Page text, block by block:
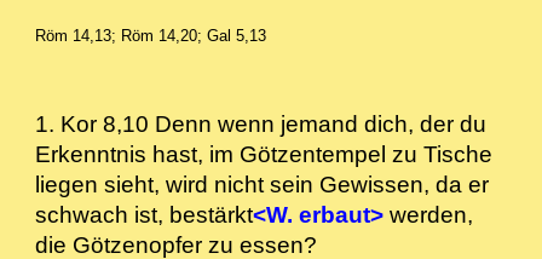
Röm 14,13; Röm 14,20; Gal 5,13
1. Kor 8,10 Denn wenn jemand dich, der du
Erkenntnis hast, im Götzentempel zu Tische
liegen sieht, wird nicht sein Gewissen, da er
schwach ist, bestärkt<W. erbaut> werden,
die Götzenopfer zu essen?